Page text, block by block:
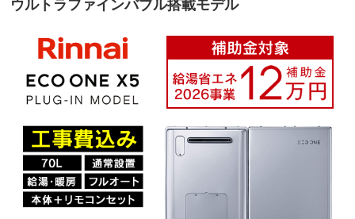
ウルトラファインバブル搭載モデル